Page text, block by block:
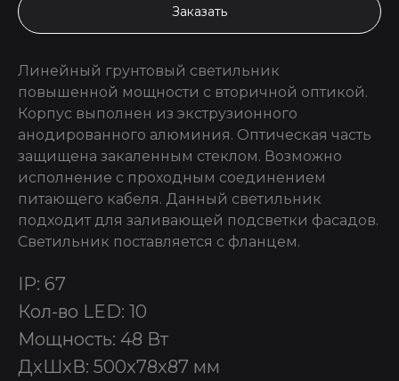
Заказать
Линейный грунтовый светильник
повышенной мощности с вторичной оптикой.
Корпус выполнен из экструзионного
анодированного алюминия. Оптическая часть
защищена закаленным стеклом. Возможно
исполнение с проходным соединением
питающего кабеля. Данный светильник
подходит для заливающей подсветки фасадов.
Светильник поставляется с фланцем.
IP: 67
Кол-во LED: 10
Мощность: 48 Вт
ДxШxВ: 500x78x87 мм